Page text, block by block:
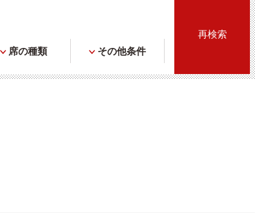
席の種類 その他条件